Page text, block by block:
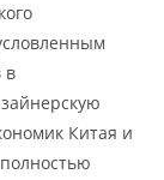
в
Китая и